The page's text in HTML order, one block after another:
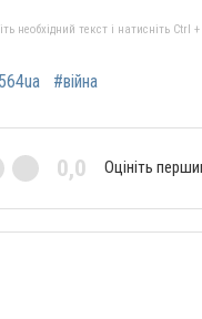
необхідний текст і натисніть Ctrl
#війна
0,0 Оцініть